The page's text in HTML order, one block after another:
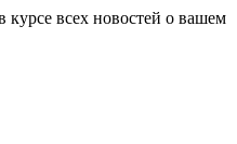
курсе всех новостей о вашем